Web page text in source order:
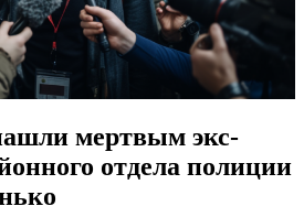
мертвым экс-
отдела полиции